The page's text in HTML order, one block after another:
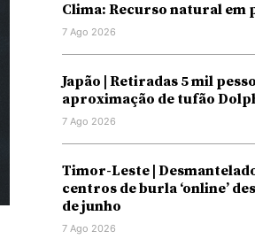
Clima: Recurso natural em
7 Ago 2026
Japão | Retiradas 5 mil
aproximação de tufão
7 Ago 2026
Timor-Leste |
centros de burla ‘online’
de junho
7 Ago 2026